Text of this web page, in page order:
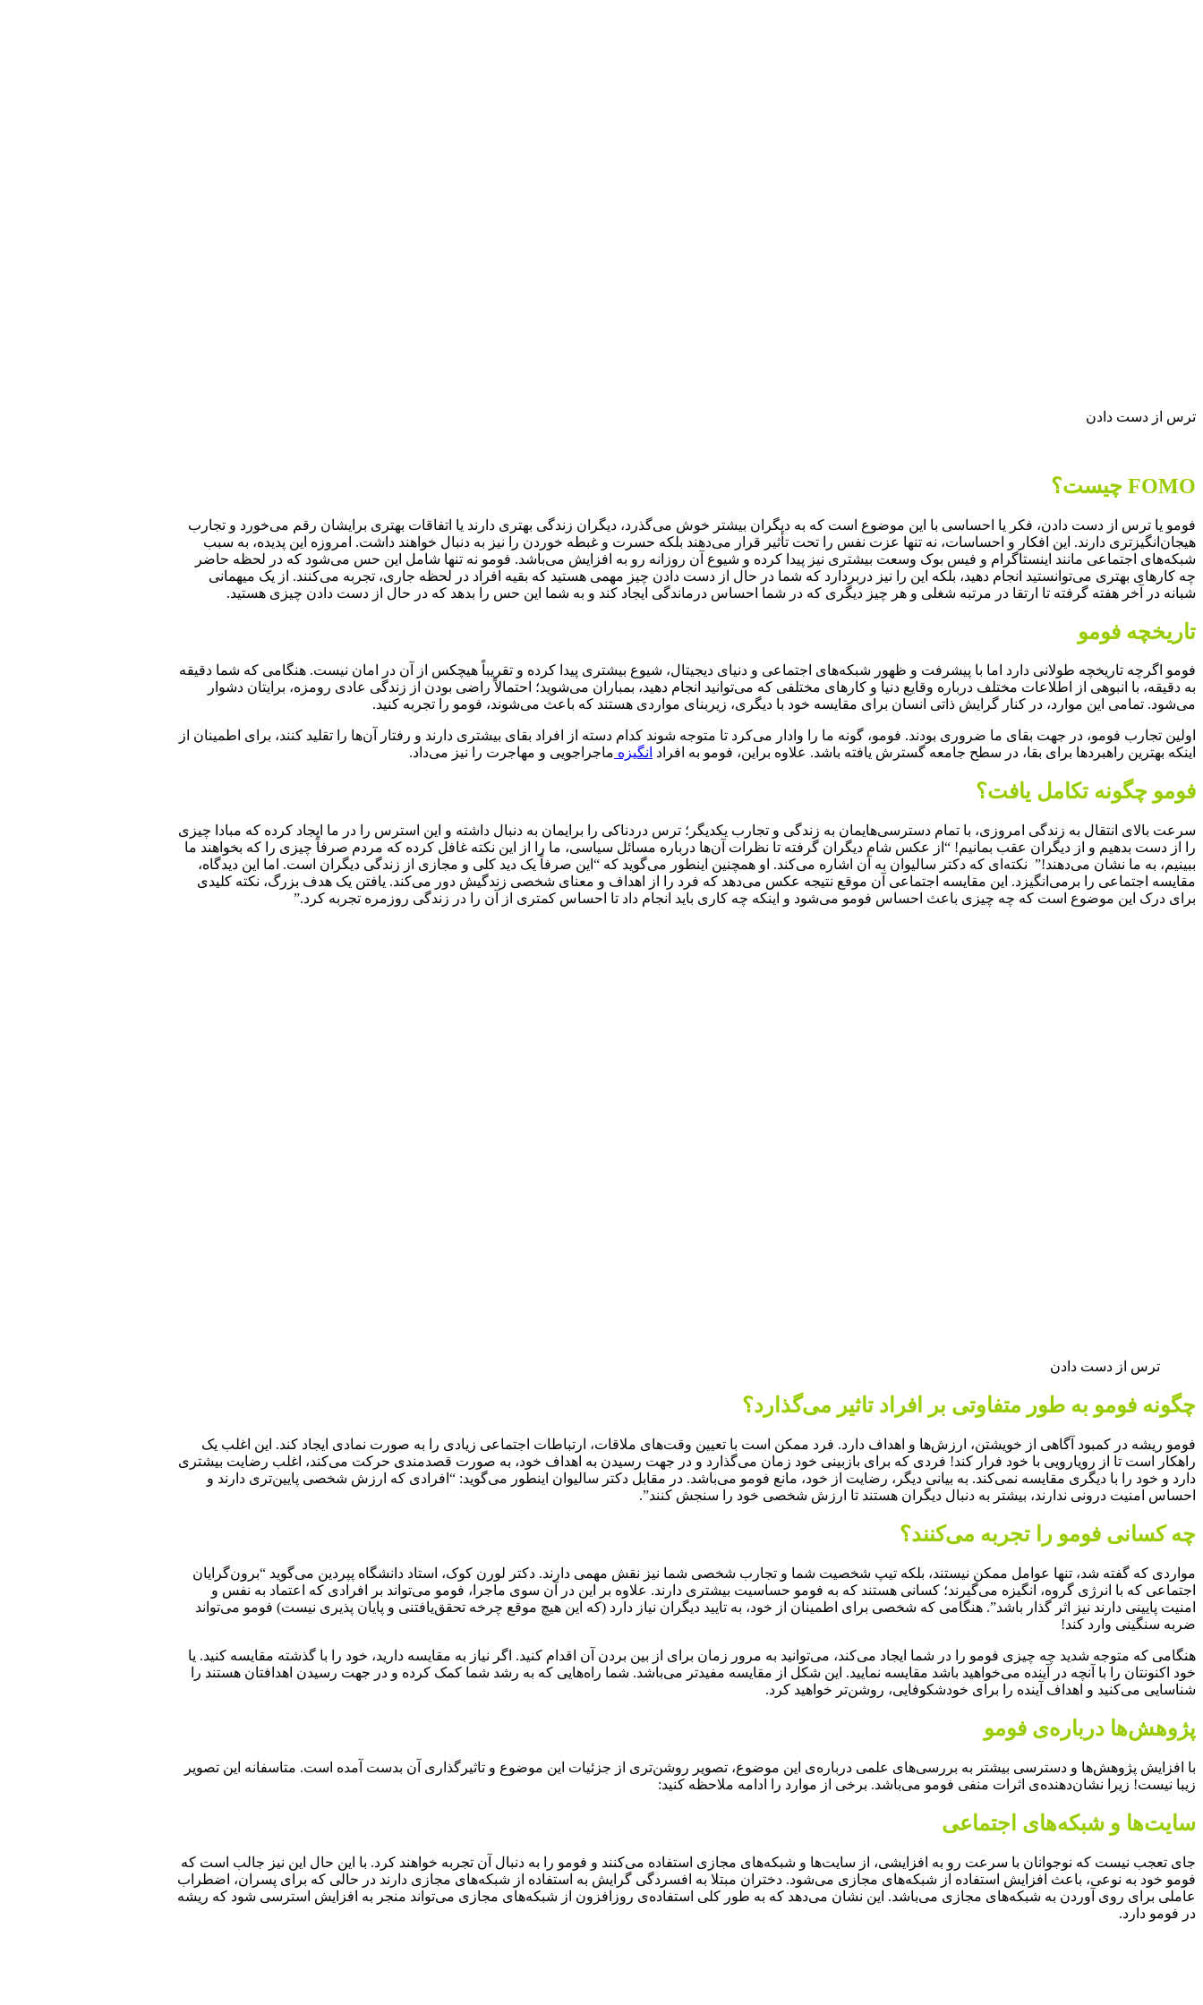
ترس از دست دادن
FOMO چیست؟
فومو یا ترس از دست دادن، فکر یا احساسی با این موضوع است که به دیگران بیشتر خوش می‌گذرد، دیگران زندگی بهتری دارند یا اتفاقات بهتری برایشان رقم می‌خورد و تجارب
هیجان‌انگیزتری دارند. این افکار و احساسات، نه تنها عزت نفس را تحت تأثیر قرار می‌دهند بلکه حسرت و غبطه خوردن را نیز به دنبال خواهند داشت. امروزه این پدیده، به سبب
شبکه‌های اجتماعی مانند اینستاگرام و فیس بوک وسعت بیشتری نیز پیدا کرده و شیوع آن روزانه رو به افزایش می‌باشد. فومو نه تنها شامل این حس می‌شود که در لحظه‌ حاضر
چه کارهای بهتری می‌توانستید انجام دهید، بلکه این را نیز دربردارد که شما در حال از دست دادن چیز مهمی هستید که بقیه افراد در لحظه جاری، تجربه می‌کنند. از یک میهمانی
شبانه در آخر هفته گرفته تا ارتقا در مرتبه شغلی و هر چیز دیگری که در شما احساس درماندگی ایجاد کند و به شما این حس را بدهد که در حال از دست دادن چیزی هستید.
تاریخچه فومو
فومو اگرچه تاریخچه طولانی دارد اما با پیشرفت و ظهور شبکه‌های اجتماعی و دنیای دیجیتال، شیوع بیشتری پیدا کرده و تقریباً هیچکس از آن در امان نیست. هنگامی که شما دقیقه
به دقیقه، با انبوهی از اطلاعات مختلف درباره وقایع دنیا و کارهای مختلفی که می‌توانید انجام دهید، بمباران می‌شوید؛ احتمالاً راضی بودن از زندگی عادی رومزه، برایتان دشوار
می‌شود. تمامی این موارد، در کنار گرایش ذاتی انسان برای مقایسه خود با دیگری، زیربنای مواردی هستند که باعث می‌شوند، فومو را تجربه کنید.
اولین تجارب فومو، در جهت بقای ما ضروری بودند. فومو، گونه­‌ ما را وادار می‌کرد تا متوجه شوند کدام دسته از افراد بقای بیشتری دارند و رفتار آن‌ها را تقلید کنند، برای اطمینان از
اینکه بهترین راهبردها برای بقا، در سطح جامعه گسترش یافته باشد. علاوه براین، فومو به افراد انگیزه ماجراجویی و مهاجرت را نیز می‌داد.
فومو چگونه تکامل یافت؟
سرعت بالای انتقال به زندگی امروزی، با تمام دسترسی‌هایمان به زندگی و تجارب یکدیگر؛ ترس دردناکی را برایمان به دنبال داشته و این استرس را در ما ایجاد کرده که مبادا چیزی
را از دست بدهیم و از دیگران عقب بمانیم! “از عکس شام دیگران گرفته تا نظرات آن‌ها درباره‌ مسائل سیاسی، ما را از این نکته غافل کرده که مردم صرفاً چیزی را که بخواهند ما
ببینیم، به ما نشان می‌دهند!” نکته‌ای که دکتر سالیوان به آن اشاره می‌کند. او همچنین اینطور می‌گوید که “این صرفاً یک دید کلی و مجازی از زندگی دیگران است. اما این دیدگاه،
مقایسه اجتماعی را برمی‌انگیزد. این مقایسه اجتماعی آن موقع نتیجه عکس می‌دهد که فرد را از اهداف و معنای شخصی زندگیش دور می‌کند. یافتن یک هدف بزرگ، نکته‌ کلیدی
برای درک این موضوع است که چه چیزی باعث احساس فومو می‌شود و اینکه چه کاری باید انجام داد تا احساس کمتری از آن را در زندگی روزمره تجربه کرد.”
ترس از دست دادن
چگونه فومو به طور متفاوتی بر افراد تاثیر می‌گذارد؟
فومو ریشه در کمبود آگاهی از خویشتن، ارزش‌ها و اهداف دارد. فرد ممکن است با تعیین وقت‌های ملاقات، ارتباطات اجتماعی زیادی را به صورت نمادی ایجاد کند. این اغلب یک
راهکار است تا از رویارویی با خود فرار کند! فردی که برای بازبینی خود زمان می‌گذارد و در جهت رسیدن به اهداف خود، به صورت قصدمندی حرکت می‌کند، اغلب رضایت بیشتری
دارد و خود را با دیگری مقایسه نمی‌کند. به بیانی دیگر، رضایت از خود، مانع فومو می‌باشد. در مقابل دکتر سالیوان اینطور می‌گوید: “افرادی که ارزش شخصی پایین‌تری دارند و
احساس امنیت درونی ندارند، بیشتر به دنبال دیگران هستند تا ارزش شخصی خود را سنجش کنند”.
چه کسانی فومو را تجربه می‌کنند؟
مواردی که گفته شد، تنها عوامل ممکن نیستند، بلکه تیپ شخصیت شما و تجارب شخصی شما نیز نقش مهمی دارند. دکتر لورن کوک، استاد دانشگاه پپردین می‌گوید “برون‌گرایان
اجتماعی که با انرژی گروه، انگیزه می‌گیرند؛ کسانی هستند که به فومو حساسیت بیشتری دارند. علاوه بر این در آن سوی ماجرا، فومو می‌تواند بر افرادی که اعتماد به نفس و
امنیت پایینی دارند نیز اثر گذار باشد”. هنگامی که شخصی برای اطمینان از خود، به تایید دیگران نیاز دارد (که این هیچ موقع چرخه تحقق‌یافتنی و پایان پذیری نیست) فومو می‌تواند
ضربه‌ سنگینی وارد کند!
هنگامی که متوجه شدید چه چیزی فومو را در شما ایجاد می‌کند، می‌توانید به مرور زمان برای از بین بردن آن اقدام کنید. اگر نیاز به مقایسه دارید، خود را با گذشته مقایسه کنید. یا
خود اکنونتان را با آنچه در آینده می‌خواهید باشد مقایسه نمایید. این شکل از مقایسه مفیدتر می‌باشد. شما راه‌هایی که به رشد شما کمک کرده و در جهت رسیدن اهدافتان هستند را
شناسایی می‌کنید و اهداف آینده را برای خودشکوفایی، روشن‌تر خواهید کرد.
پژوهش‌ها درباره‌ی فومو
با افزایش پژوهش‌ها و دسترسی بیشتر به بررسی‌های علمی درباره‌ی این موضوع، تصویر روشن‌تری از جزئیات این موضوع و تاثیرگذاری آن بدست آمده است. متاسفانه این تصویر
زیبا نیست! زیرا نشان‌دهنده‌ی اثرات منفی فومو می‌باشد. برخی از موارد را ادامه ملاحظه کنید:
سایت‌ها و شبکه‌های اجتماعی
جای تعجب نیست که نوجوانان با سرعت رو به افزایشی، از سایت‌ها و شبکه‌های مجازی استفاده می‌کنند و فومو را به دنبال آن تجربه خواهند کرد. با این حال این نیز جالب است که
فومو خود به نوعی، باعث افزایش استفاده از شبکه‌های مجازی می‌شود. دختران مبتلا به افسردگی گرایش به استفاده از شبکه‌های مجازی دارند در حالی که برای پسران، اضطراب
عاملی برای روی آوردن به شبکه‌های مجازی می‌باشد. این نشان می‌دهد که به طور کلی استفاده‌ی روزافزون از شبکه‌های مجازی می‌تواند منجر به افزایش استرسی شود که ریشه
در فومو دارد.